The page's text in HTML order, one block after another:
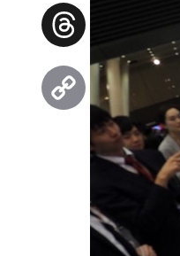
Facebook
Threads
Copy